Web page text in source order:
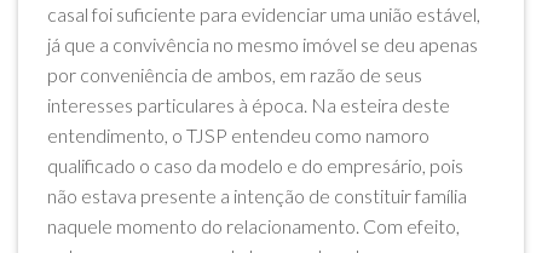
casal foi suficiente para evidenciar uma união estável,
já que a convivência no mesmo imóvel se deu apenas
por conveniência de ambos, em razão de seus
interesses particulares à época. Na esteira deste
entendimento, o TJSP entendeu como namoro
qualificado o caso da modelo e do empresário, pois
não estava presente a intenção de constituir família
naquele momento do relacionamento. Com efeito,